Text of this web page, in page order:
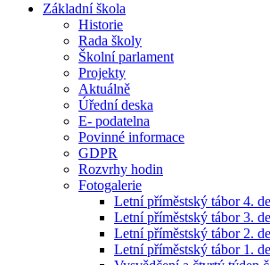
Základní škola
Historie
Rada školy
Školní parlament
Projekty
Aktuálně
Úřední deska
E- podatelna
Povinné informace
GDPR
Rozvrhy hodin
Fotogalerie
Letní příměstský tábor 4.
Letní příměstský tábor 3.
Letní příměstský tábor 2.
Letní příměstský tábor 1.